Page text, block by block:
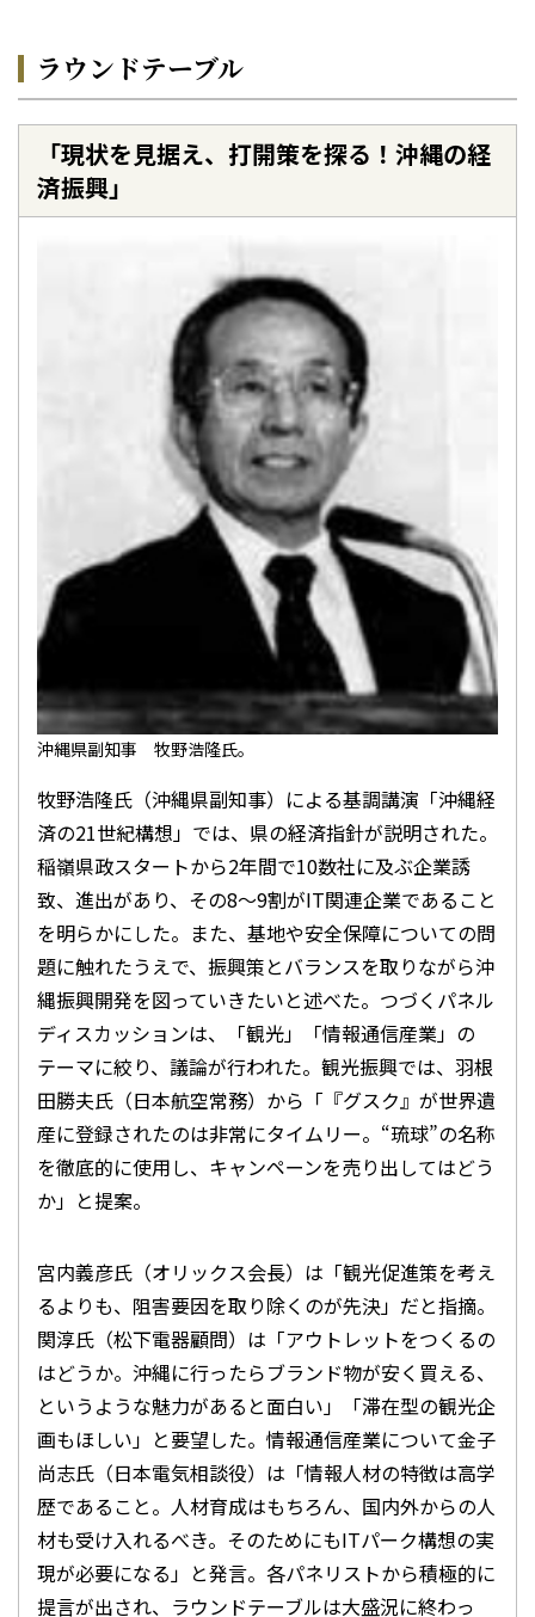
ラウンドテーブル
「現状を見据え、打開策を探る！沖縄の経
済振興」
沖縄県副知事 牧野浩隆氏。
牧野浩隆氏（沖縄県副知事）による基調講演「沖縄経
済の21世紀構想」では、県の経済指針が説明された。
稲嶺県政スタートから2年間で10数社に及ぶ企業誘
致、進出があり、その8～9割がIT関連企業であること
を明らかにした。また、基地や安全保障についての問
題に触れたうえで、振興策とバランスを取りながら沖
縄振興開発を図っていきたいと述べた。つづくパネル
ディスカッションは、「観光」「情報通信産業」の
テーマに絞り、議論が行われた。観光振興では、羽根
田勝夫氏（日本航空常務）から「『グスク』が世界遺
産に登録されたのは非常にタイムリー。“琉球”の名称
を徹底的に使用し、キャンペーンを売り出してはどう
か」と提案。
宮内義彦氏（オリックス会長）は「観光促進策を考え
るよりも、阻害要因を取り除くのが先決」だと指摘。
関淳氏（松下電器顧問）は「アウトレットをつくるの
はどうか。沖縄に行ったらブランド物が安く買える、
というような魅力があると面白い」「滞在型の観光企
画もほしい」と要望した。情報通信産業について金子
尚志氏（日本電気相談役）は「情報人材の特徴は高学
歴であること。人材育成はもちろん、国内外からの人
材も受け入れるべき。そのためにもITパーク構想の実
現が必要になる」と発言。各パネリストから積極的に
提言が出され、ラウンドテーブルは大盛況に終わっ